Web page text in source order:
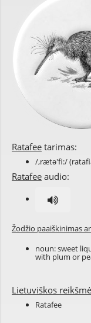
Ratafee tarimas:
/,rætə'fi:/
Ratafee audio:
Žodžio paaiškinimas
noun: sweet
with plum or
Lietuviškos
Ratafee